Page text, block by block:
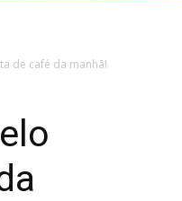
de café da manhã!